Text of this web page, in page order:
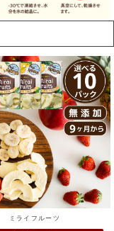
ミライフルーツ